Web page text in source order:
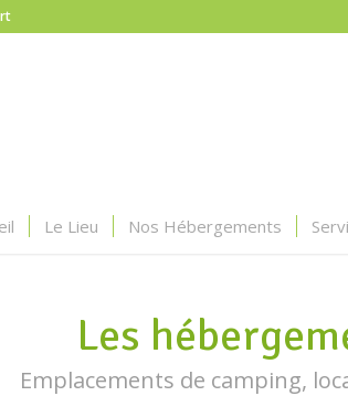
Le Lieu Nos Hébergements
Les
Emplacements de camping,